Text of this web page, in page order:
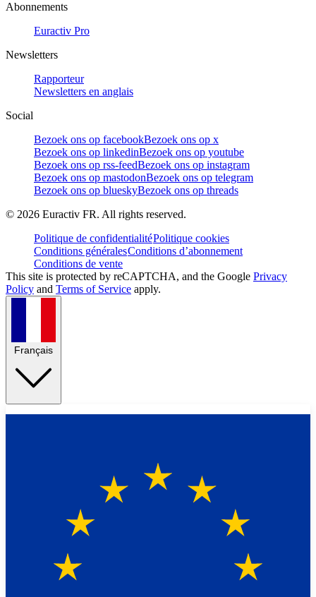
Abonnements
Euractiv Pro
Newsletters
Rapporteur
Newsletters en anglais
Social
Bezoek ons op facebookBezoek ons op x
Bezoek ons op linkedinBezoek ons op youtube
Bezoek ons op rss-feedBezoek ons op instagram
Bezoek ons op mastodonBezoek ons op telegram
Bezoek ons op blueskyBezoek ons op threads
© 2026 Euractiv FR. All rights reserved.
Politique de confidentialitéPolitique cookies
Conditions généralesConditions d’abonnement
Conditions de vente
This site is protected by reCAPTCHA, and the Google Privacy
Policy and Terms of Service apply.
Français